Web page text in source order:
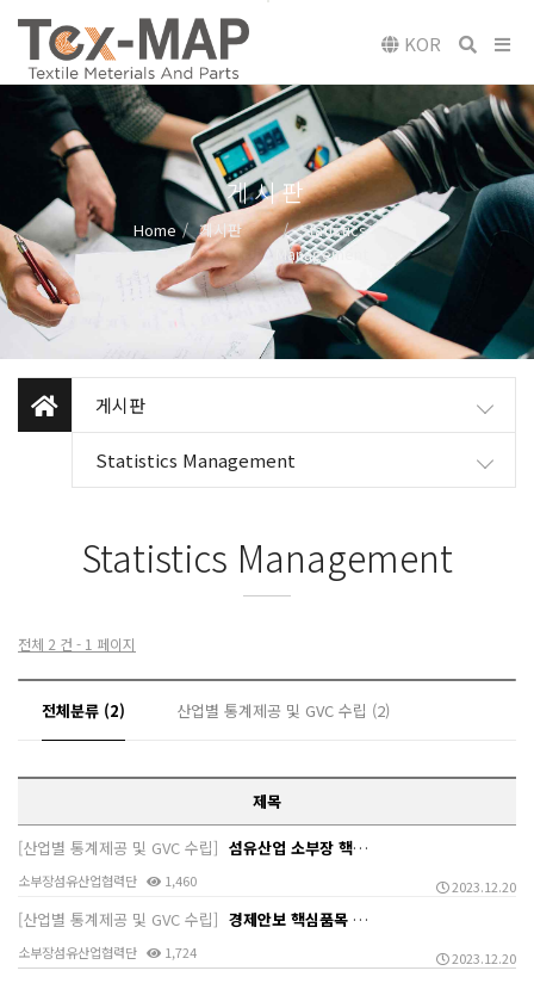
KOR
게시판
Home 게시판
Statistics
Management
게시판
Statistics Management
Statistics Management
전체 2 건 - 1 페이지
전체분류 (2) 산업별 통계제공 및 GVC 수립 (2)
제목
[산업별 통계제공 및 GVC 수립] 섬유산업 소부장 핵심품목 대상 GVC 통계 제공
소부장섬유산업협력단 1,460 2023.12.20
[산업별 통계제공 및 GVC 수립] 경제안보 핵심품목 수급동향 및 통계제공(KEIT/산업부…
소부장섬유산업협력단 1,724 2023.12.20